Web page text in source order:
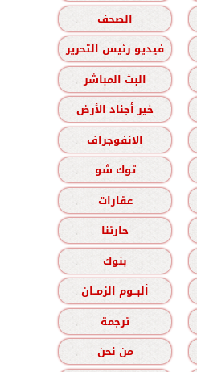
الصحف
فيديو رئيس التحرير
البث المباشر
خير أجناد الأرض
الانفوجراف
توك شو
عقارات
حارتنا
بنوك
ألبــوم الزمــان
ترجمة
من نحن